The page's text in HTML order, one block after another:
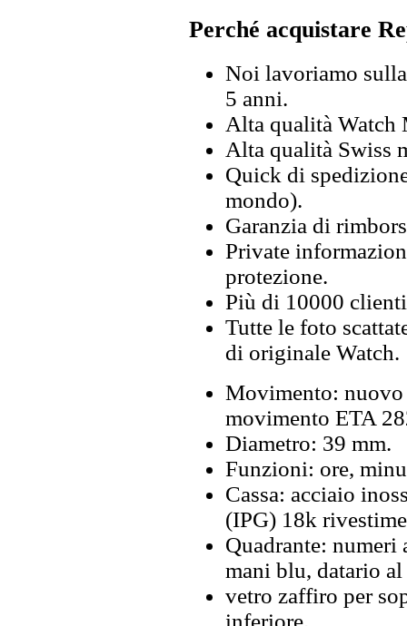
Perché acquistare
Noi lavoriamo
5 anni.
Alta qualità Watch
Alta qualità Swiss
Quick di
mondo).
Garanzia di
Private
protezione.
Più di 10000
Tutte le foto
di originale Watch.
Movimento:
movimento ETA
Diametro: 39 mm.
Funzioni: ore,
Cassa: acciaio
(IPG) 18k
Quadrante: numeri
mani blu, datario al
vetro zaffiro per
inferiore.